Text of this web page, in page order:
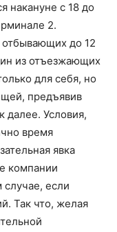
накануне с 18 до
2.
отбывающих до 12
из отъезжающих
для себя, но
предъявив
далее. Условия,
время
явка
компании
если
Так что, желая